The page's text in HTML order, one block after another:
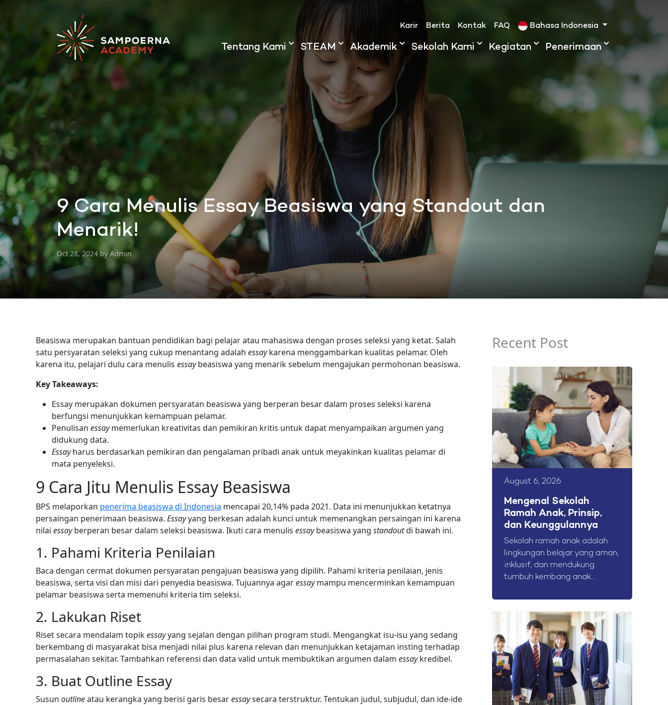
Karir Berita Kontak FAQ Bahasa Indonesia
Tentang Kami STEAM Akademik Sekolah Kami Kegiatan Penerimaan
9 Cara Menulis Essay Beasiswa yang Standout dan
Menarik!
Oct 28, 2024 by Admin
Beasiswa merupakan bantuan pendidikan bagi pelajar atau mahasiswa dengan proses seleksi yang ketat. Salah
satu persyaratan seleksi yang cukup menantang adalah essaykarena menggambarkan kualitas pelamar. Oleh
karena itu, pelajari dulu cara menulis essaybeasiswa yang menarik sebelum mengajukan permohonan beasiswa.
Key Takeaways:
Essay merupakan dokumen persyaratan beasiswa yang berperan besar dalam proses seleksi karena
berfungsi menunjukkan kemampuan pelamar.
Penulisan essaymemerlukan kreativitas dan pemikiran kritis untuk dapat menyampaikan argumen yang
didukung data.
Essayharus berdasarkan pemikiran dan pengalaman pribadi anak untuk meyakinkan kualitas pelamar di
mata penyeleksi.
9 Cara Jitu Menulis Essay Beasiswa
BPS melaporkan penerima beasiswa di Indonesia mencapai 20,14% pada 2021. Data ini menunjukkan ketatnya
persaingan penerimaan beasiswa. Essayyang berkesan adalah kunci untuk memenangkan persaingan ini karena
nilai essayberperan besar dalam seleksi beasiswa. Ikuti cara menulis essaybeasiswa yang standoutdi bawah ini.
1. Pahami Kriteria Penilaian
Baca dengan cermat dokumen persyaratan pengajuan beasiswa yang dipilih. Pahami kriteria penilaian, jenis
beasiswa, serta visi dan misi dari penyedia beasiswa. Tujuannya agaressaymampu mencerminkan kemampuan
pelamar beasiswa serta memenuhi kriteria tim seleksi.
2. Lakukan Riset
Riset secara mendalam topikessayyang sejalan dengan pilihan program studi. Mengangkat isu-isu yang sedang
berkembang di masyarakat bisa menjadi nilai plus karena relevan dan menunjukkan ketajaman insting terhadap
permasalahan sekitar. Tambahkan referensi dan data valid untuk membuktikan argumen dalam essaykredibel.
3. Buat Outline Essay
Susun outlineatau kerangka yang berisi garis besaressaysecara terstruktur. Tentukan judul, subjudul, dan ide-ide
Recent Post
August 6, 2026
Mengenal Sekolah
Ramah Anak, Prinsip,
dan Keunggulannya
Sekolah ramah anak adalah
lingkungan belajar yang aman,
inklusif, dan mendukung
tumbuh kembang anak....